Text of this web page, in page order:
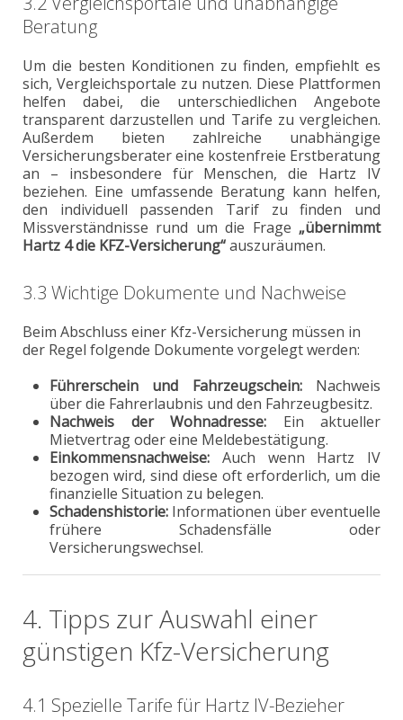
Beratung
Um die besten Konditionen zu finden, empfiehlt es
sich, Vergleichsportale zu nutzen. Diese Plattformen
helfen dabei, die unterschiedlichen Angebote
transparent darzustellen und Tarife zu vergleichen.
Außerdem bieten zahlreiche unabhängige
Versicherungsberater eine kostenfreie Erstberatung
an – insbesondere für Menschen, die Hartz IV
beziehen. Eine umfassende Beratung kann helfen,
den individuell passenden Tarif zu finden und
Missverständnisse rund um die Frage „übernimmt
Hartz 4 die KFZ-Versicherung“auszuräumen.
3.3 Wichtige Dokumente und Nachweise
Beim Abschluss einer Kfz-Versicherung müssen in
der Regel folgende Dokumente vorgelegt werden:
Führerschein und Fahrzeugschein:Nachweis
über die Fahrerlaubnis und den Fahrzeugbesitz.
Nachweis der Wohnadresse: Ein aktueller
Mietvertrag oder eine Meldebestätigung.
Einkommensnachweise: Auch wenn Hartz IV
bezogen wird, sind diese oft erforderlich, um die
finanzielle Situation zu belegen.
Schadenshistorie: Informationen über eventuelle
frühere Schadensfälle oder
Versicherungswechsel.
4. Tipps zur Auswahl einer
günstigen Kfz-Versicherung
4.1 Spezielle Tarife für Hartz IV-Bezieher